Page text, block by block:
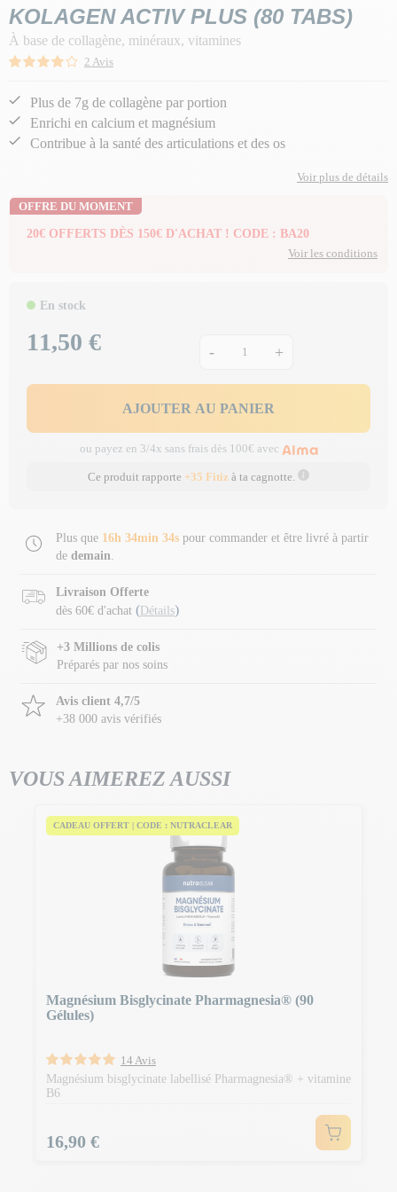
KOLAGEN ACTIV PLUS (80 TABS)
À base de collagène, minéraux, vitamines
2 Avis
Plus de 7g de collagène par portion
Enrichi en calcium et magnésium
Contribue à la santé des articulations et des os
Voir plus de détails
OFFRE DU MOMENT
20€ OFFERTS DÈS 150€ D'ACHAT ! CODE : BA20
Voir les conditions
En stock
Prix
11,50 € - +
AJOUTER AU PANIER
ou payez en 3/4x sans frais dès 100€ avec
Ce produit rapporte +35 Fitiz à ta cagnotte.
Plus que 16h 34min 33s pour commander et être livré à partir
de demain.
Livraison Offerte
dès 60€ d'achat ( Détails)
+3 Millions de colis
Préparés par nos soins
Avis client 4,7/5
+38 000 avis vérifiés
VOUS AIMEREZ AUSSI
CADEAU OFFERT | CODE : NUTRACLEAR
Magnésium Bisglycinate Pharmagnesia® (90
Gélules)
14 Avis
Magnésium bisglycinate labellisé Pharmagnesia® + vitamine
B6
Prix
16,90 €